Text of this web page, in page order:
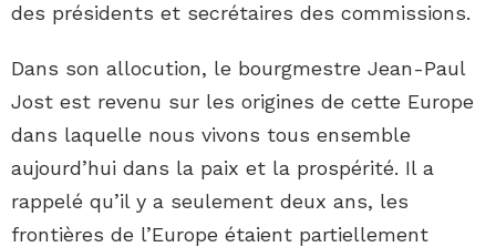
des présidents et secrétaires des commissions.
Dans son allocution, le bourgmestre Jean-Paul
Jost est revenu sur les origines de cette Europe
dans laquelle nous vivons tous ensemble
aujourd’hui dans la paix et la prospérité. Il a
rappelé qu’il y a seulement deux ans, les
frontières de l’Europe étaient partiellement